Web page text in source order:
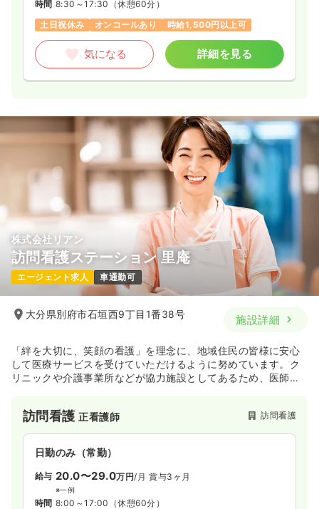
時間 8:30～17:30 （休憩60分）
土日祝休み
オンコールあり 時給1,500円以上可
気になる 詳細を見る
株式会社リアン
訪問看護ステーション 里庵
エージェント求人 車通勤可
大分県別府市石垣西9丁目1番38号 施設詳細
「絆を大切に、笑顔の看護」を理念に、地域住民の皆様に安心
して医療サービスを受けていただけるように努めています。ク
リニックや介護事業所などが協力施設としてあるため、医師や
訪問看護正看護師 訪問看護
日勤のみ（常勤）
給与 20.0〜29.0万円/月 賞与3ヶ月
※一例
時間 8:00～17:00 （休憩60分）